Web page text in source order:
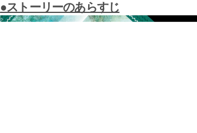
●ストーリーのあらすじ